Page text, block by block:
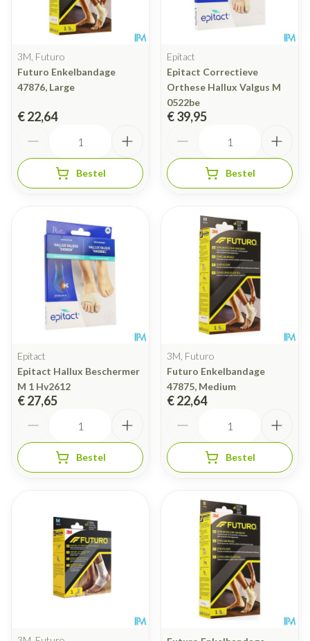
3M, Futuro
Futuro Enkelbandage
47876, Large
€ 22,64
Bestel
Epitact
Epitact Correctieve
Orthese Hallux Valgus M
0522be
€ 39,95
Bestel
Epitact
Epitact Hallux Beschermer
M 1 Hv2612
€ 27,65
Bestel
3M, Futuro
Futuro Enkelbandage
47875, Medium
€ 22,64
Bestel